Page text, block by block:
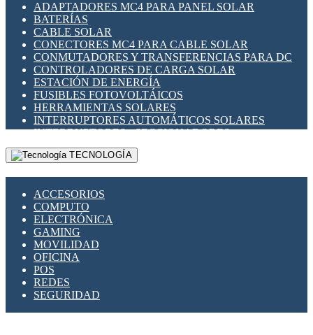
ADAPTADORES MC4 PARA PANEL SOLAR
BATERÍAS
CABLE SOLAR
CONECTORES MC4 PARA CABLE SOLAR
CONMUTADORES Y TRANSFERENCIAS PARA DC
CONTROLADORES DE CARGA SOLAR
ESTACIÓN DE ENERGÍA
FUSIBLES FOTOVOLTÁICOS
HERRAMIENTAS SOLARES
INTERRUPTORES AUTOMÁTICOS SOLARES
INTERRUPTORES - SECCIONADORES
FOTOVOLTÁICOS
MONTAJE PANEL SOLAR
SUPRESOR DE TRANSIENTES SPDS PARA
APLICACIONES FOTOVOLTAICAS
TECNOLOGÍA
ACCESORIOS
COMPUTO
ELECTRÓNICA
GAMING
MOVILIDAD
OFICINA
POS
REDES
SEGURIDAD